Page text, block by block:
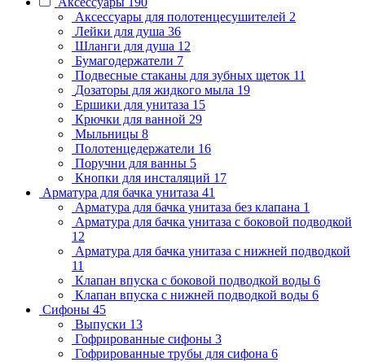
Аксессуары для полотенцесушителей 2
Лейки для душа 36
Шланги для душа 12
Бумагодержатели 7
Подвесные стаканы для зубных щеток 11
Дозаторы для жидкого мыла 19
Ершики для унитаза 15
Крючки для ванной 29
Мыльницы 8
Полотенцедержатели 16
Поручни для ванны 5
Кнопки для инсталяций 17
Арматура для бачка унитаза 41
Арматура для бачка унитаза без клапана 1
Арматура для бачка унитаза с боковой подводкой
12
Арматура для бачка унитаза с нижней подводкой
11
Клапан впуска с боковой подводкой воды 6
Клапан впуска с нижней подводкой воды 6
Сифоны 45
Выпуски 13
Гофрированные сифоны 3
Гофрированные трубы для сифона 6